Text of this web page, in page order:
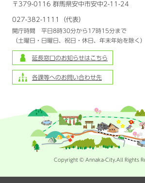
〒379-0116 群馬県安中市安中2-11-24
027-382-1111（代表）
開庁時間 平日8時30分から17時15分まで
（土曜日・日曜日、祝日・休日、年末年始を除く）
延長窓口のお知らせはこちら
各課等へのお問い合わせ先
Copyright © Annaka-City.All Rights